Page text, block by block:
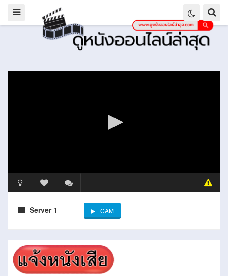
Server 1 CAM